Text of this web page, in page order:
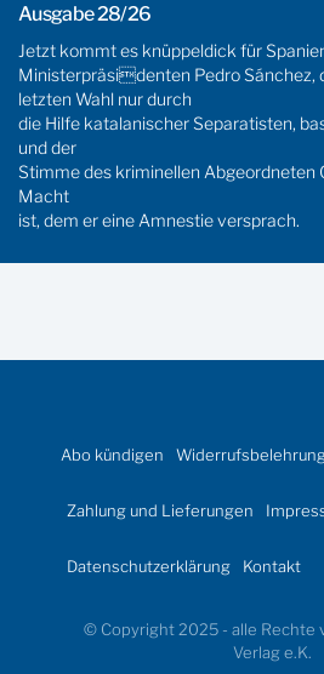
Ausgabe 28/26
Jetzt kommt es knüppeldick für
Ministerpräsidenten Pedro Sánchez,
letzten Wahl nur durch
die Hilfe katalanischer Separatisten,
und der
Stimme des kriminellen Abgeordneten
Macht
ist, dem er eine Amnestie versprach.
Abo kündigen
Zahlung und Lieferungen
Datenschutzerklärung Kontakt
© Copyright 2025 - alle Rechte
Verlag e.K.